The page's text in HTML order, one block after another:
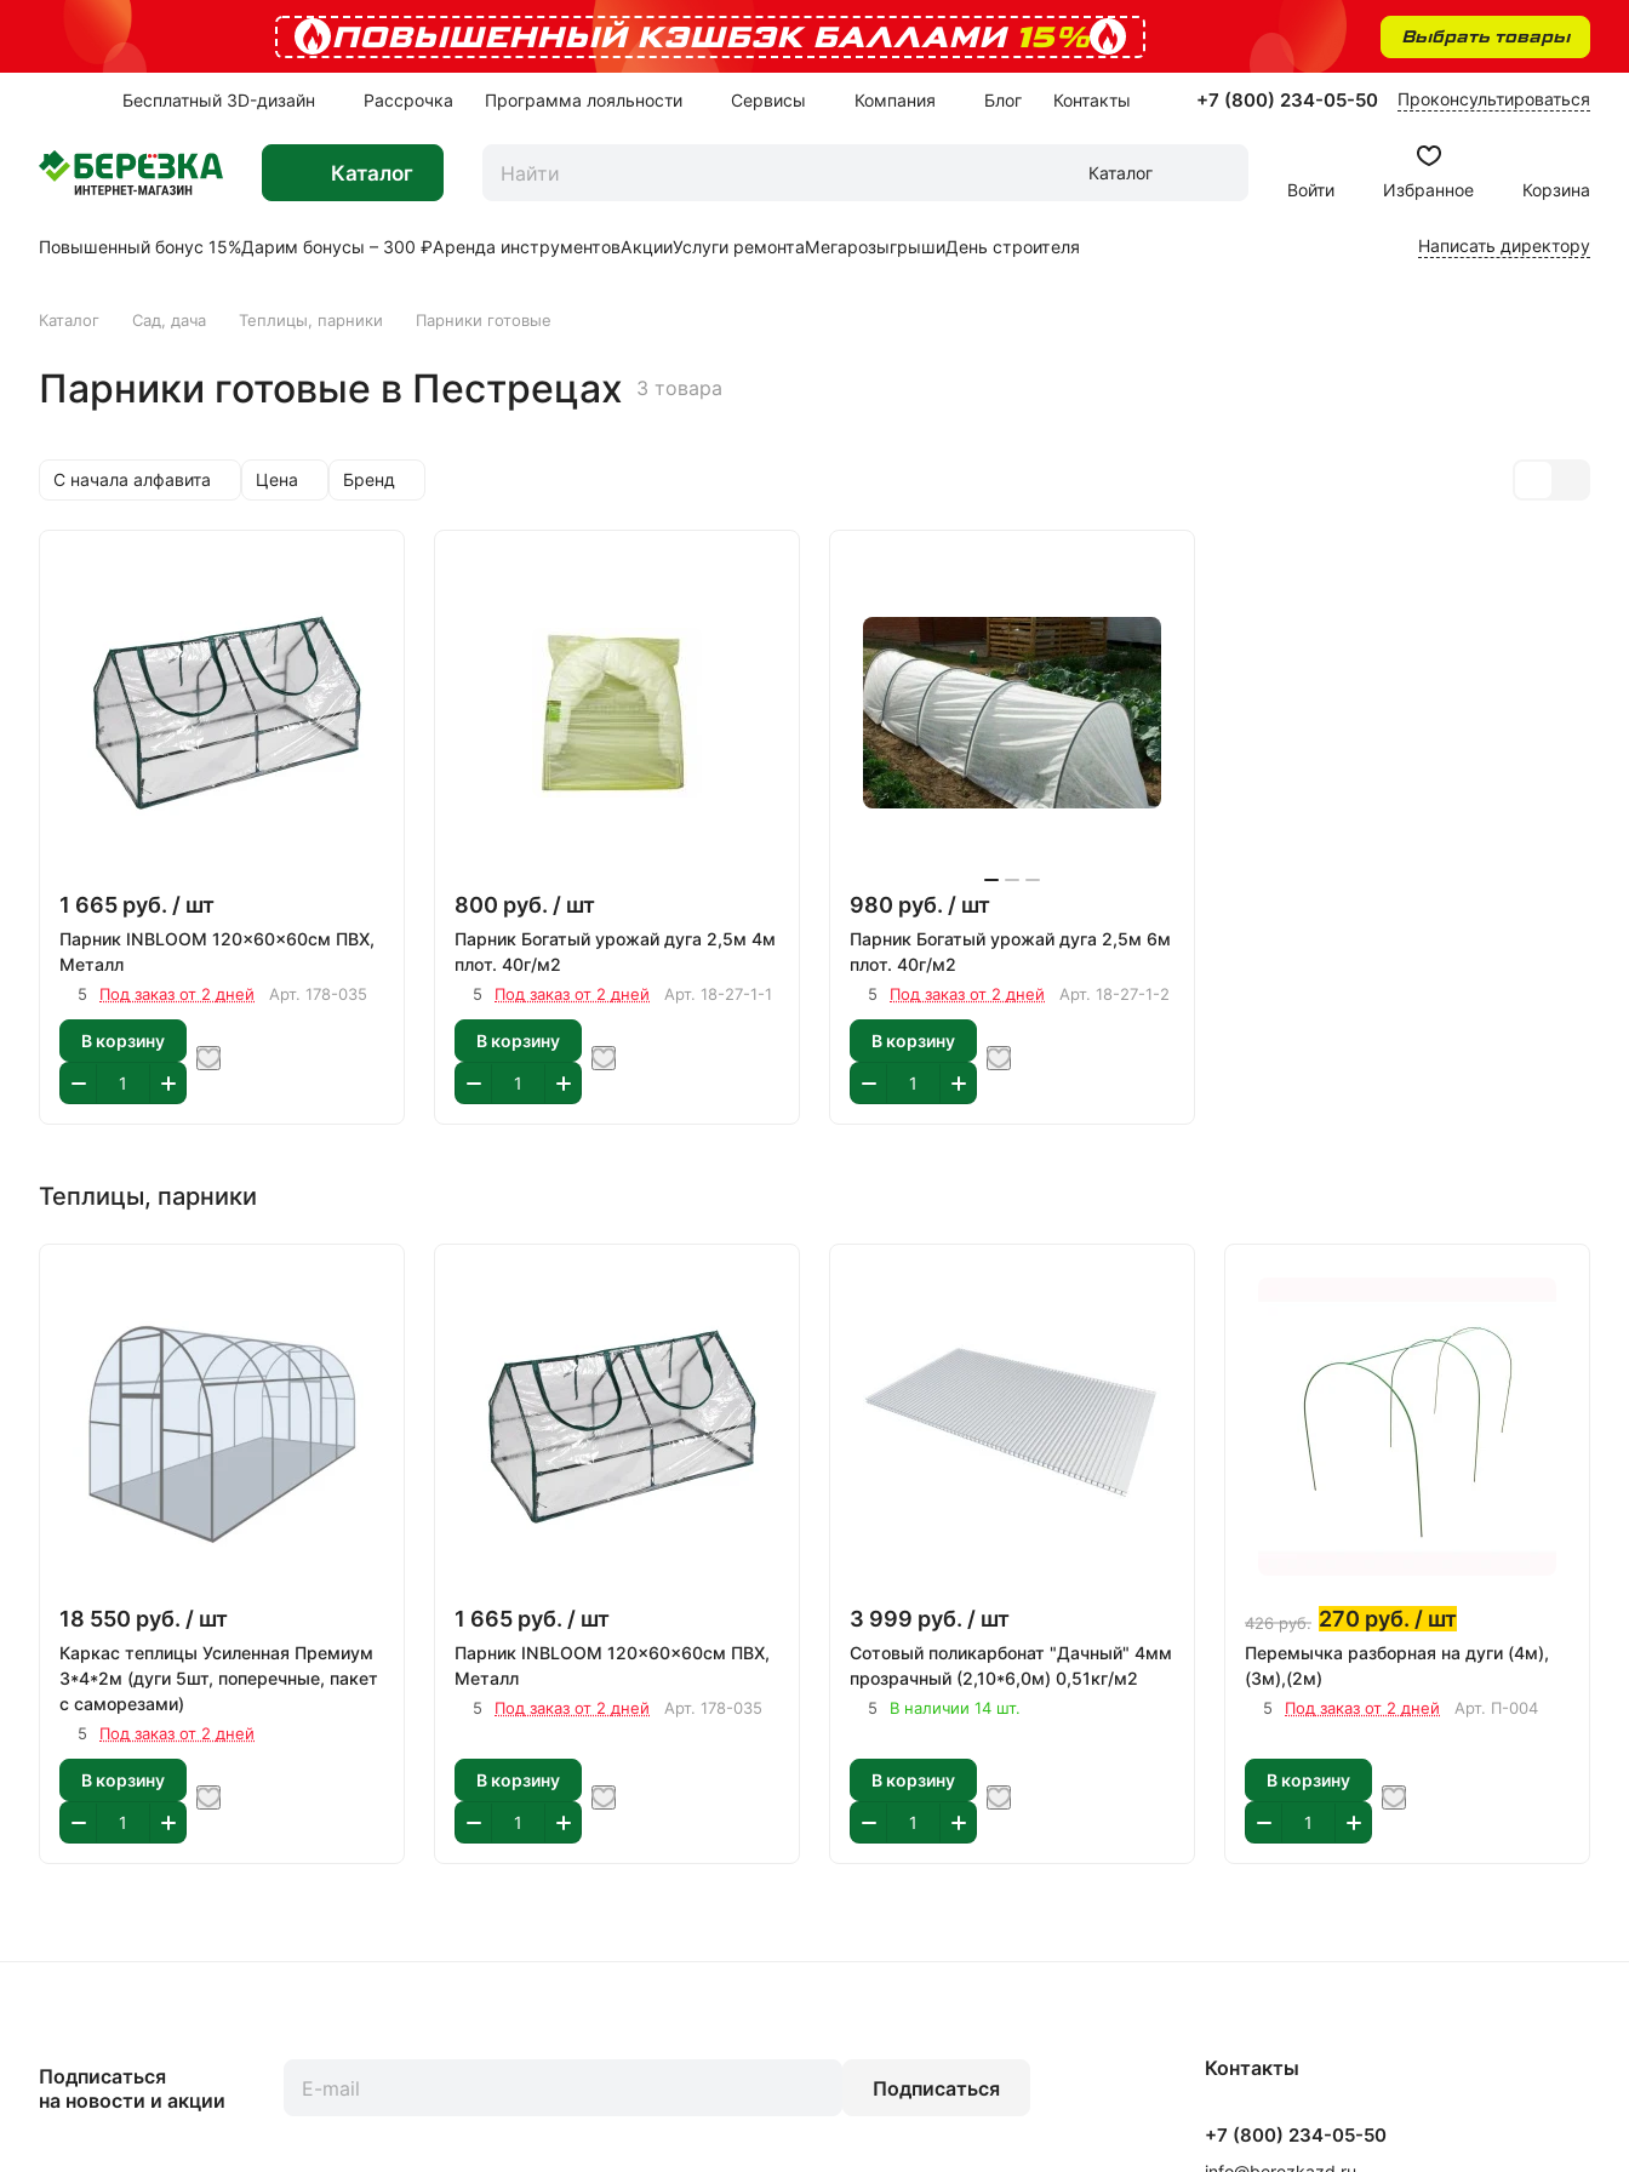
ПОВЫШЕННЫЙ КЭШБЭК БАЛЛАМИ 15% Выбрать товары
Бесплатный 3D-дизайн Рассрочка Программа лояльности Сервисы Компания Блог Контакты +7 (800) 234-05-50 Проконсультироваться
Каталог
Каталог
Войти
Избранное Корзина
Повышенный бонус 15%Дарим бонусы – 300 ₽Аренда инструментовАкцииУслуги ремонтаМегарозыгрышиДень строителя Написать директору
Каталог Сад, дача Теплицы, парники Парники готовые
Парники готовые в Пестрецах 3 товара
С начала алфавита Цена Бренд
1 665 руб. / шт
Парник INBLOOM 120x60x60см ПВХ,
Металл
5 Под заказ от 2 дней Арт. 178-035
В корзину
800 руб. / шт
Парник Богатый урожай дуга 2,5м 4м
плот. 40г/м2
5 Под заказ от 2 дней Арт. 18-27-1-1
В корзину
980 руб. / шт
Парник Богатый урожай дуга 2,5м 6м
плот. 40г/м2
5 Под заказ от 2 дней Арт. 18-27-1-2
В корзину
Теплицы, парники
18 550 руб. / шт
Каркас теплицы Усиленная Премиум
3*4*2м (дуги 5шт, поперечные, пакет
с саморезами)
5 Под заказ от 2 дней
В корзину
1 665 руб. / шт
Парник INBLOOM 120x60x60см ПВХ,
Металл
5 Под заказ от 2 дней Арт. 178-035
В корзину
3 999 руб. / шт
Сотовый поликарбонат "Дачный" 4мм
прозрачный (2,10*6,0м) 0,51кг/м2
5 В наличии 14 шт.
В корзину
426руб. 270 руб. / шт
Перемычка разборная на дуги (4м),
(3м),(2м)
5 Под заказ от 2 дней Арт. П-004
В корзину
Подписаться
на новости и акции
Подписаться
Контакты
+7 (800) 234-05-50